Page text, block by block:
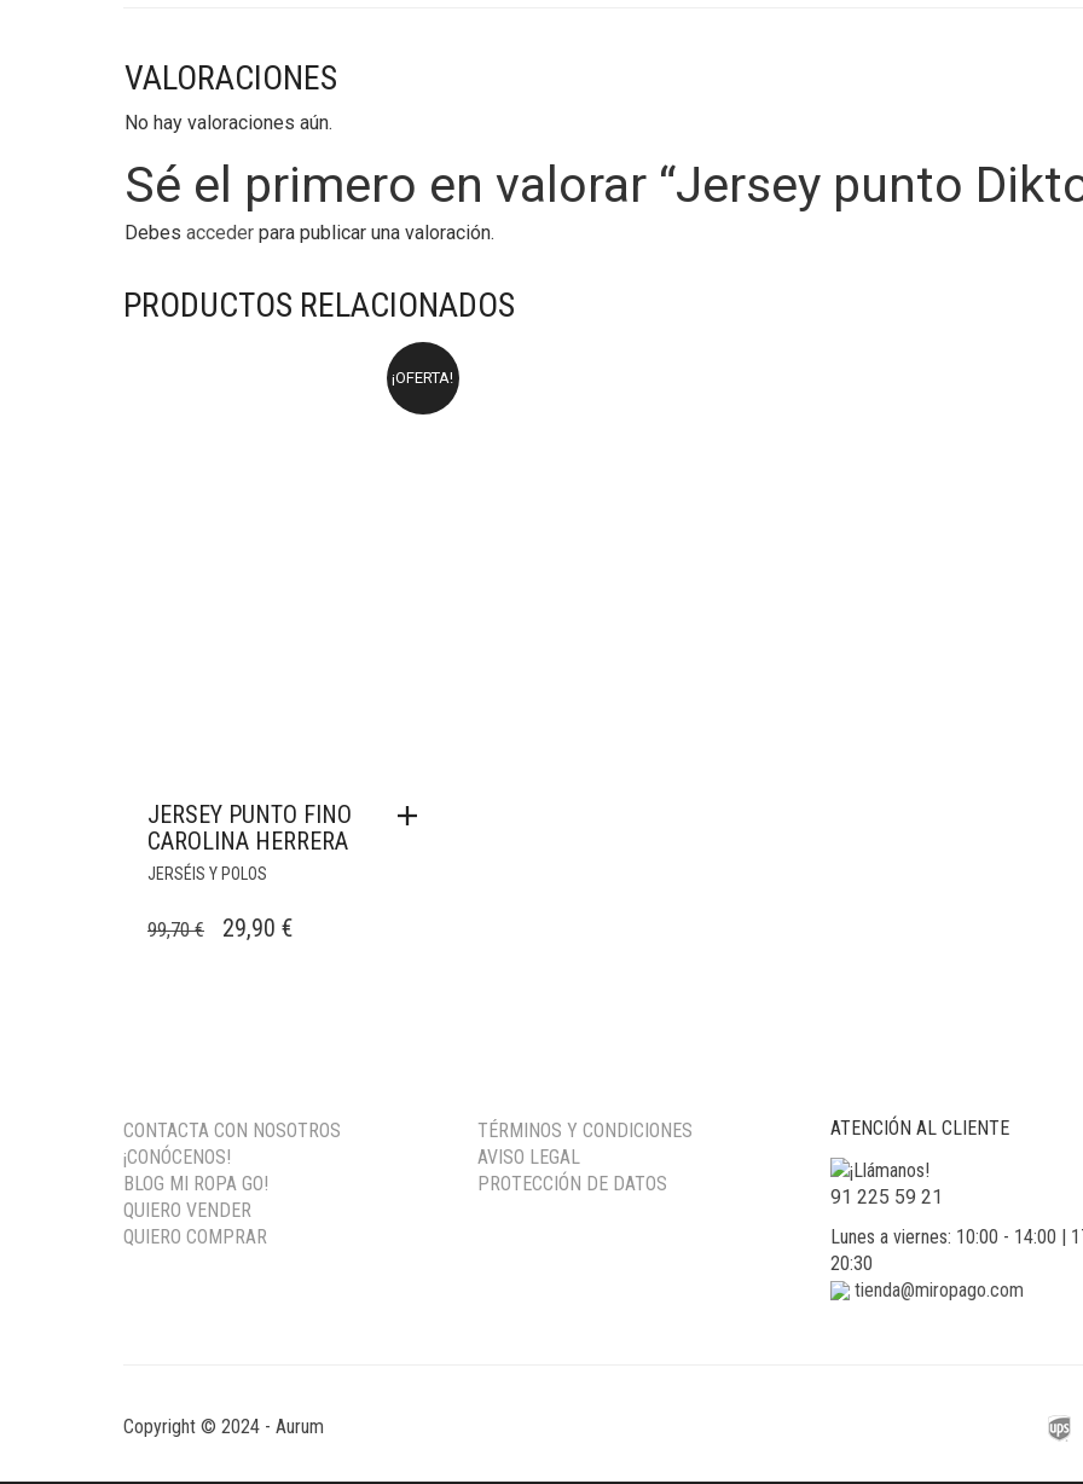
VALORACIONES
No hay valoraciones aún.
Sé el primero en valorar “Jersey punto
Debes acceder para publicar una valoración.
PRODUCTOS RELACIONADOS
¡OFERTA!
JERSEY PUNTO FINO
CAROLINA HERRERA
JERSÉIS Y POLOS
99,70€
EL
29,90 €EL
CONTACTA CON NOSOTROS
¡CONÓCENOS!
BLOG MI ROPA GO!
QUIERO VENDER
QUIERO COMPRAR
TÉRMINOS Y CONDICIONES
AVISO LEGAL
PROTECCIÓN DE DATOS
ATENCIÓN AL CLIENTE
91 225 59 21
Lunes a viernes: 10:00 - 14:00 |
20:30
tienda@miropago.com
Copyright © 2024 - Aurum